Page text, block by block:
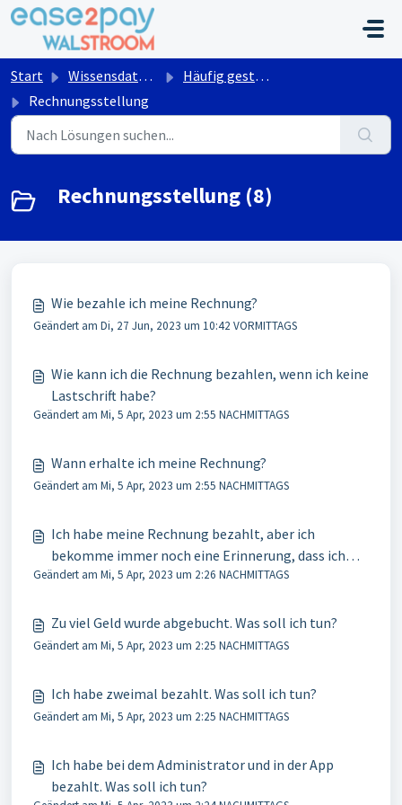
Zum hauptsächlichen Inhalt gehen
Start Wissensdatenbank
Häufig gestellte Fragen Walstroom
Rechnungsstellung
Rechnungsstellung (8)
Wie bezahle ich meine Rechnung?
Geändert am Di, 27 Jun, 2023 um 10:42 VORMITTAGS
Wie kann ich die Rechnung bezahlen, wenn ich keine
Lastschrift habe?
Geändert am Mi, 5 Apr, 2023 um 2:55 NACHMITTAGS
Wann erhalte ich meine Rechnung?
Geändert am Mi, 5 Apr, 2023 um 2:55 NACHMITTAGS
Ich habe meine Rechnung bezahlt, aber ich
bekomme immer noch eine Erinnerung, dass ich
eine offene Rechnung habe. Was soll ich tun?
Geändert am Mi, 5 Apr, 2023 um 2:26 NACHMITTAGS
Zu viel Geld wurde abgebucht. Was soll ich tun?
Geändert am Mi, 5 Apr, 2023 um 2:25 NACHMITTAGS
Ich habe zweimal bezahlt. Was soll ich tun?
Geändert am Mi, 5 Apr, 2023 um 2:25 NACHMITTAGS
Ich habe bei dem Administrator und in der App
bezahlt. Was soll ich tun?